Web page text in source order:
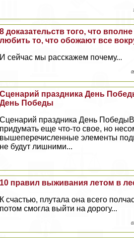
8 доказательств того, что
любить то, что обожают все
И сейчас мы расскажем почему...
Сценарий праздника День
День Победы
Сценарий праздника День
придумать еще что-то свое, но
вышеперечисленные элементы
не будут лишними...
10 правил выживания летом в
К счастью, плутала она всего
потом смогла выйти на дорогу...